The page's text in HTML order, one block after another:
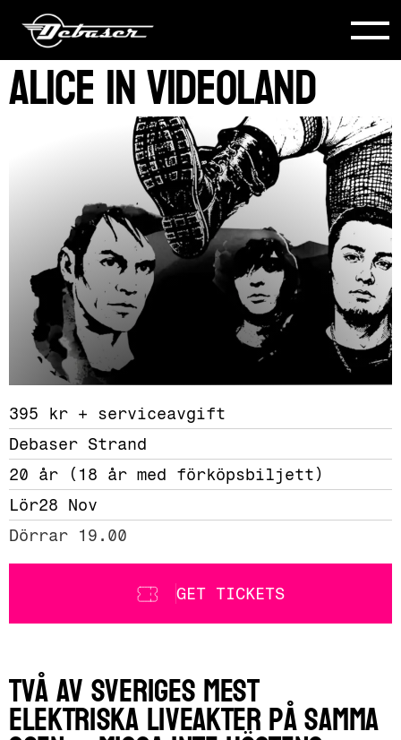
Alice in Videoland
395 kr + serviceavgift
Debaser Strand
20 år (18 år med förköpsbiljett)
Lör28 Nov
Dörrar 19.00
GET TICKETS
Två av Sveriges mest
elektriska liveakter på samma